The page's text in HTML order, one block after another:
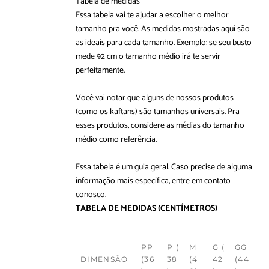
Essa tabela vai te ajudar a escolher o melhor
tamanho pra você. As medidas mostradas aqui são
as ideais para cada tamanho. Exemplo: se seu busto
mede 92 cm o tamanho médio irá te servir
perfeitamente.
Você vai notar que alguns de nossos produtos
(como os kaftans) são tamanhos universais. Pra
esses produtos, considere as médias do tamanho
médio como referência.
Essa tabela é um guia geral. Caso precise de alguma
informação mais específica, entre emcontato
conosco.
TABELA DE MEDIDAS(CENTÍMETROS)
DIMENSÃO
PP
(36
P (
38
M
(4
G (
42
GG
(44